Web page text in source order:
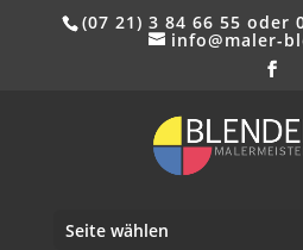
(07 21) 3 84 66 55 oder
info@maler-
Seite wählen